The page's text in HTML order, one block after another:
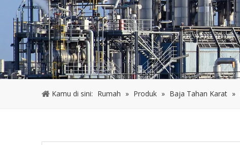
Kamu di sini: Rumah » Produk » Baja Tahan Karat »